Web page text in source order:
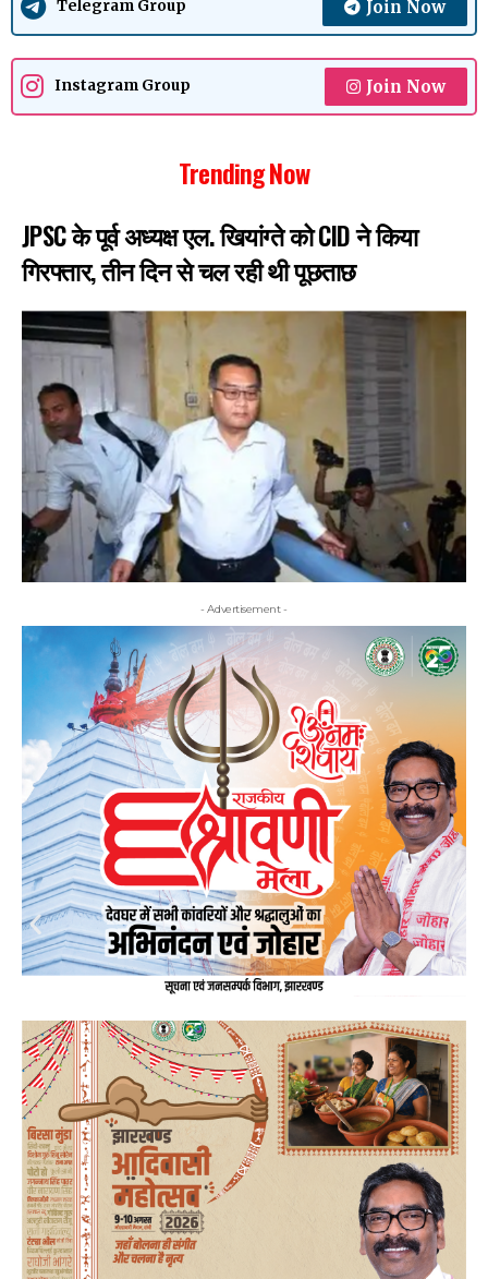
Telegram Group Join Now
Instagram Group Join Now
Trending Now
JPSC के पूर्व अध्यक्ष एल. खियांग्ते को CID ने किया
गिरफ्तार, तीन दिन से चल रही थी पूछताछ
- Advertisement -